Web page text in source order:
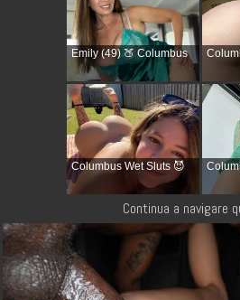
Emily (49) 🍑 Columbus
Columbus Wet Sluts 😈
Continua a navigare